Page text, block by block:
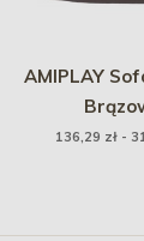
AMIPLAY
136,29 zł -